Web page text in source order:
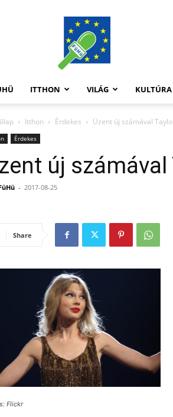
FüHü
ITTHON VILÁG KULTÚRA
Itthon Érdekes Üzent új számával
Érdekes
új
- 2017-08-25
Share
Flickr